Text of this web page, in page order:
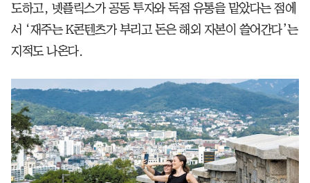
도하고, 넷플릭스가 공동 투자와 독점 유통을 맡았다는 점에
서 ‘재주는 K콘텐츠가 부리고 돈은 해외 자본이 쓸어간다’는
지적도 나온다.